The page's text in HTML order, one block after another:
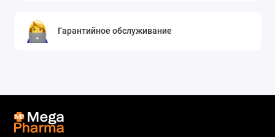
Гарантийное обслуживание